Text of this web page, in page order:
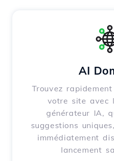
AI
Trouvez
votre site avec
générateur IA,
suggestions
immédiatement
lancement